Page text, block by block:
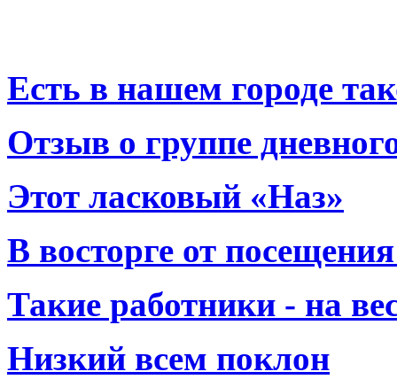
Есть в нашем городе
Отзыв о группе
Этот ласковый «Наз»
В восторге от
Такие работники - на
Низкий всем поклон